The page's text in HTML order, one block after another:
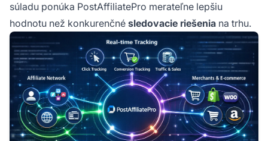
súladu ponúka PostAffiliatePro merateľne lepšiu
hodnotu než konkurenčné sledovacie riešenia na trhu.